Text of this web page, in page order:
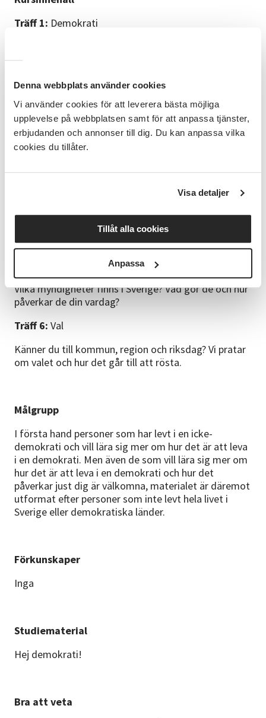
Denna webbplats använder cookies
Vi använder cookies för att leverera bästa möjliga
upplevelse på webbplatsen samt för att anpassa tjänster,
erbjudanden och annonser till dig. Du kan anpassa vilka
cookies du tillåter.
Visa detaljer
Tillåt alla cookies
Anpassa
Träff 1: Demokrati
du och vilka erfarenheter har du?
Träff 2:Demokrati i vardagen
Hur är det att leva i en demokrati? Vilka rättigheter
och skyldigheter har du?
Träff 3: Påverka
Vi pratar om information och källkritik i en
demokrati. Hur tar du del av information?
Vilka myndigheter finns i Sverige? Vad gör de och hur
påverkar de din vardag?
Träff 6: Val
Känner du till kommun, region och riksdag? Vi pratar
om valet och hur det går till att rösta.
Målgrupp
I första hand personer som har levt i en icke-
demokrati och vill lära sig mer om hur det är att leva
i en demokrati. Men även de som vill lära sig mer om
hur det är att leva i en demokrati och hur det
påverkar just dig är välkomna, materialet är däremot
utformat efter personer som inte levt hela livet i
Sverige eller demokratiska länder.
Förkunskaper
Inga
Studiematerial
Hej demokrati!
Bra att veta